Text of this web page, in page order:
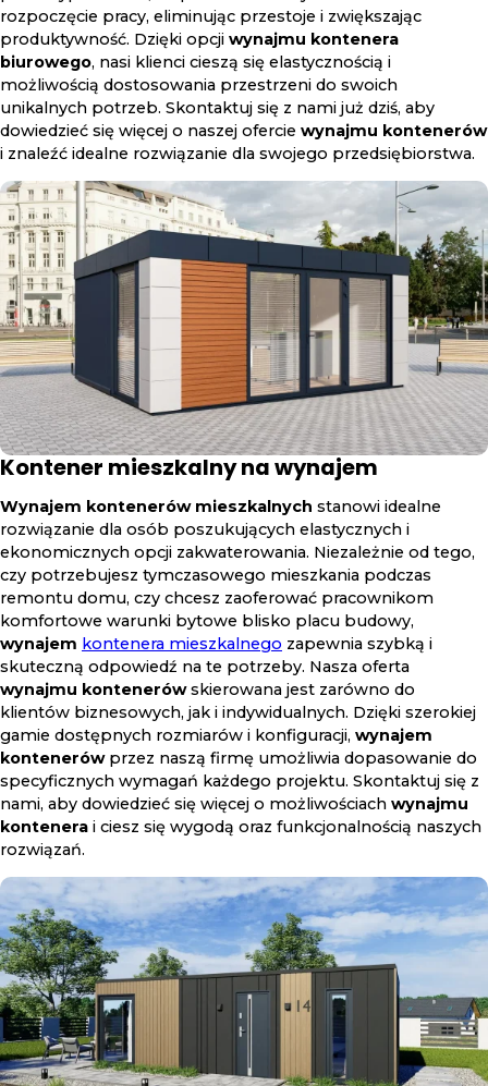
rozpoczęcie pracy, eliminując przestoje i zwiększając
produktywność. Dzięki opcji wynajmu kontenera
biurowego, nasi klienci cieszą się elastycznością i
możliwością dostosowania przestrzeni do swoich
unikalnych potrzeb. Skontaktuj się z nami już dziś, aby
dowiedzieć się więcej o naszej ofercie wynajmu kontenerów
i znaleźć idealne rozwiązanie dla swojego przedsiębiorstwa.
Kontener mieszkalny na wynajem
Wynajem kontenerów mieszkalnych stanowi idealne
rozwiązanie dla osób poszukujących elastycznych i
ekonomicznych opcji zakwaterowania. Niezależnie od tego,
czy potrzebujesz tymczasowego mieszkania podczas
remontu domu, czy chcesz zaoferować pracownikom
komfortowe warunki bytowe blisko placu budowy,
wynajem kontenera mieszkalnego zapewnia szybką i
skuteczną odpowiedź na te potrzeby. Nasza oferta
wynajmu kontenerówskierowana jest zarówno do
klientów biznesowych, jak i indywidualnych. Dzięki szerokiej
gamie dostępnych rozmiarów i konfiguracji, wynajem
kontenerówprzez naszą firmę umożliwia dopasowanie do
specyficznych wymagań każdego projektu. Skontaktuj się z
nami, aby dowiedzieć się więcej o możliwościach wynajmu
kontenera i ciesz się wygodą oraz funkcjonalnością naszych
rozwiązań.